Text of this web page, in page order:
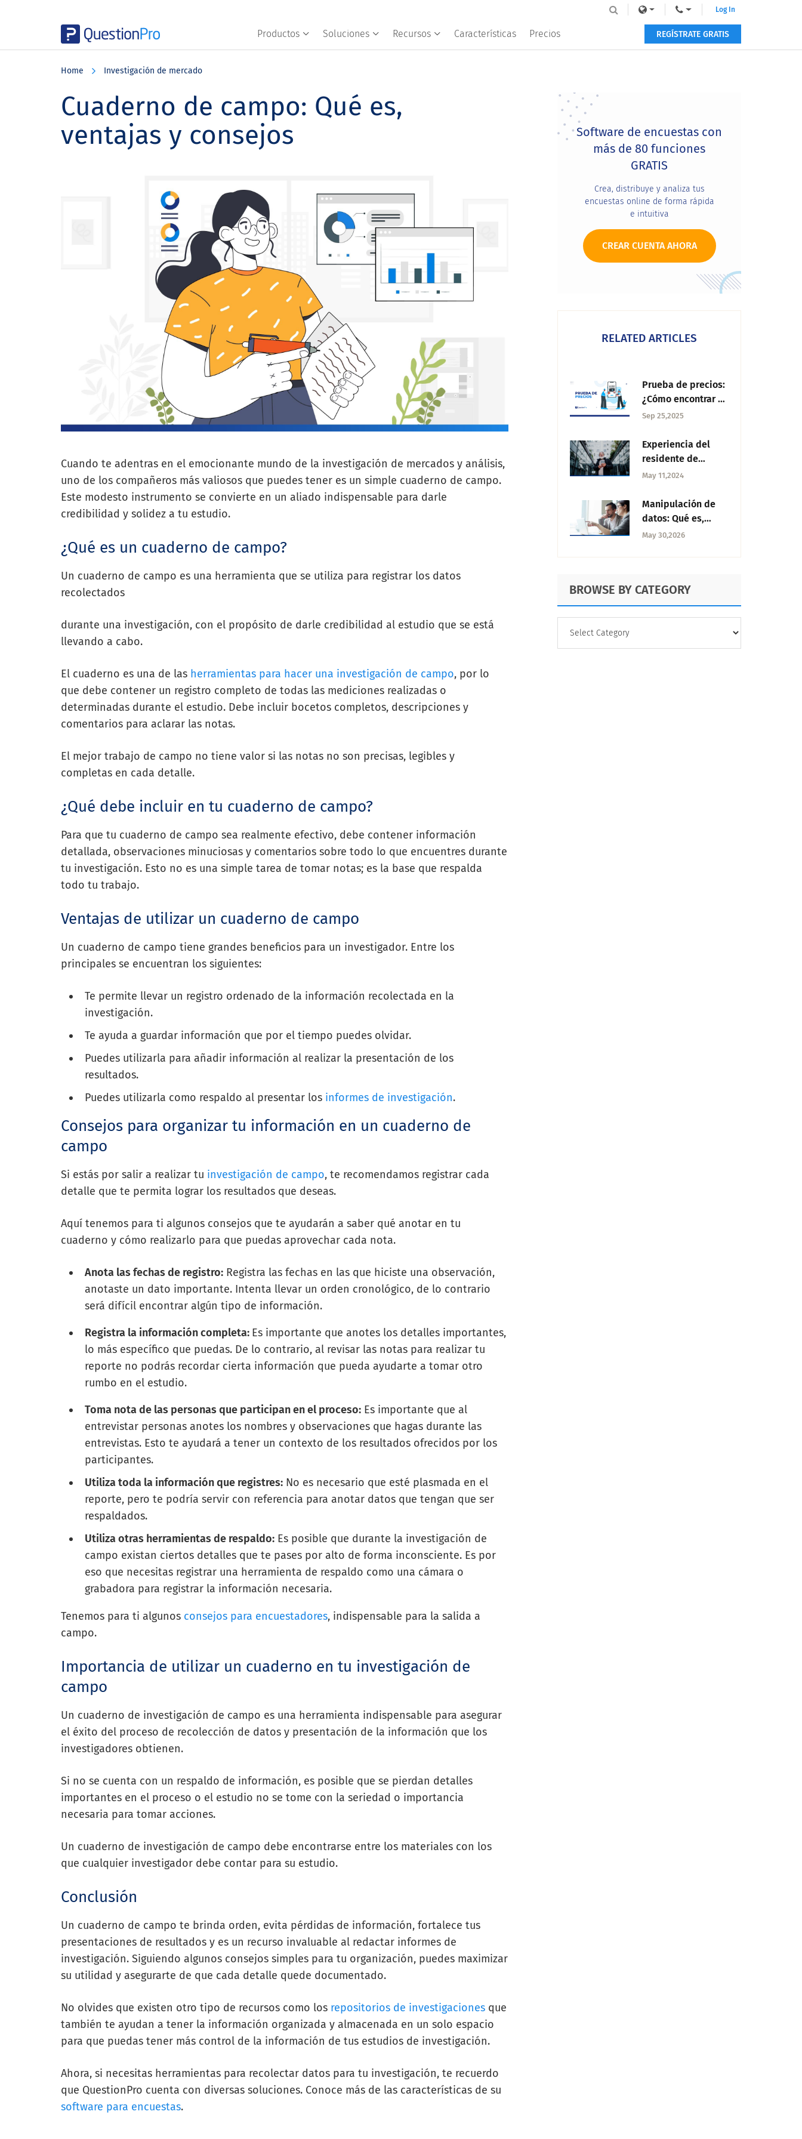
Productos Soluciones Recursos Características Precios
Log In
REGÍSTRATE GRATIS
Home Investigación de mercado
Cuaderno de campo: Qué es,
ventajas y consejos
Cuando te adentras en el emocionante mundo de la investigación de mercados y análisis,
uno de los compañeros más valiosos que puedes tener es un simple cuaderno de campo.
Este modesto instrumento se convierte en un aliado indispensable para darle
credibilidad y solidez a tu estudio.
¿Qué es un cuaderno de campo?
Un cuaderno de campo es una herramienta que se utiliza para registrar los datos
recolectados
durante una investigación, con el propósito de darle credibilidad al estudio que se está
llevando a cabo.
El cuaderno es una de las herramientas para hacer una investigación de campo, por lo
que debe contener un registro completo de todas las mediciones realizadas o
determinadas durante el estudio. Debe incluir bocetos completos, descripciones y
comentarios para aclarar las notas.
El mejor trabajo de campo no tiene valor si las notas no son precisas, legibles y
completas en cada detalle.
¿Qué debe incluir en tu cuaderno de campo?
Para que tu cuaderno de campo sea realmente efectivo, debe contener información
detallada, observaciones minuciosas y comentarios sobre todo lo que encuentres durante
tu investigación. Esto no es una simple tarea de tomar notas; es la base que respalda
todo tu trabajo.
Ventajas de utilizar un cuaderno de campo
Un cuaderno de campo tiene grandes beneficios para un investigador. Entre los
principales se encuentran los siguientes:
Te permite llevar un registro ordenado de la información recolectada en la
investigación.
Te ayuda a guardar información que por el tiempo puedes olvidar.
Puedes utilizarla para añadir información al realizar la presentación de los
resultados.
Puedes utilizarla como respaldo al presentar los informes de investigación.
Consejos para organizar tu información en un cuaderno de
campo
Si estás por salir a realizar tu investigación de campo, te recomendamos registrar cada
detalle que te permita lograr los resultados que deseas.
Aquí tenemos para ti algunos consejos que te ayudarán a saber qué anotar en tu
cuaderno y cómo realizarlo para que puedas aprovechar cada nota.
Anota las fechas de registro: Registra las fechas en las que hiciste una observación,
anotaste un dato importante. Intenta llevar un orden cronológico, de lo contrario
será difícil encontrar algún tipo de información.
Registra la información completa: Es importante que anotes los detalles importantes,
lo más específico que puedas. De lo contrario, al revisar las notas para realizar tu
reporte no podrás recordar cierta información que pueda ayudarte a tomar otro
rumbo en el estudio.
Toma nota de las personas que participan en el proceso: Es importante que al
entrevistar personas anotes los nombres y observaciones que hagas durante las
entrevistas. Esto te ayudará a tener un contexto de los resultados ofrecidos por los
participantes.
Utiliza toda la información que registres: No es necesario que esté plasmada en el
reporte, pero te podría servir con referencia para anotar datos que tengan que ser
respaldados.
Utiliza otras herramientas de respaldo: Es posible que durante la investigación de
campo existan ciertos detalles que te pases por alto de forma inconsciente. Es por
eso que necesitas registrar una herramienta de respaldo como una cámara o
grabadora para registrar la información necesaria.
Tenemos para ti algunos consejos para encuestadores, indispensable para la salida a
campo.
Importancia de utilizar un cuaderno en tu investigación de
campo
Un cuaderno de investigación de campo es una herramienta indispensable para asegurar
el éxito del proceso de recolección de datos y presentación de la información que los
investigadores obtienen.
Si no se cuenta con un respaldo de información, es posible que se pierdan detalles
importantes en el proceso o el estudio no se tome con la seriedad o importancia
necesaria para tomar acciones.
Un cuaderno de investigación de campo debe encontrarse entre los materiales con los
que cualquier investigador debe contar para su estudio.
Conclusión
Un cuaderno de campo te brinda orden, evita pérdidas de información, fortalece tus
presentaciones de resultados y es un recurso invaluable al redactar informes de
investigación. Siguiendo algunos consejos simples para tu organización, puedes maximizar
su utilidad y asegurarte de que cada detalle quede documentado.
No olvides que existen otro tipo de recursos como los repositorios de investigaciones que
también te ayudan a tener la información organizada y almacenada en un solo espacio
para que puedas tener más control de la información de tus estudios de investigación.
Ahora, si necesitas herramientas para recolectar datos para tu investigación, te recuerdo
que QuestionPro cuenta con diversas soluciones. Conoce más de las características de su
software para encuestas.
Primary
Sidebar
Software de encuestas con
más de 80 funciones
GRATIS
Crea, distribuye y analiza tus
encuestas online de forma rápida
e intuitiva
CREAR CUENTA AHORA
RELATED ARTICLES
Prueba de precios:
¿Cómo encontrar el
precio adecuado?
Sep 25,2025
Experiencia del
residente de
condominios: Cómo
May 11,2024
Manipulación de
datos: Qué es,
técnicas y
May 30,2026
BROWSE BY CATEGORY
CATEGORY